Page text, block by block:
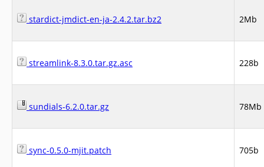
stardict-jmdict-en-ja-2.4.2.tar.bz2 2Mb
streamlink-8.3.0.tar.gz.asc 228b
sundials-6.2.0.tar.gz 78Mb
sync-0.5.0-mjit.patch 705b